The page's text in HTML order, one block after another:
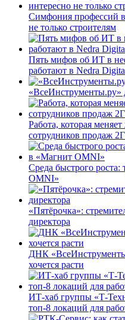
Симфония профессий в
не только строителям
Пять мифов об ИТ в
работают в Nedra
«ВсеИнструменты.ру»
Работа, которая
сотрудников продаж
Среда быстрого
OMNI»
«Пятёрочка»:
директора
ДНК
хочется расти
ИТ-хаб группы «Т-
топ-8 локаций для